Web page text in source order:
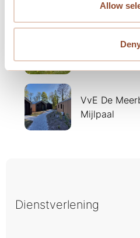
Allow
gesloten
VvE De
Mijlpaal
Dienstverlening